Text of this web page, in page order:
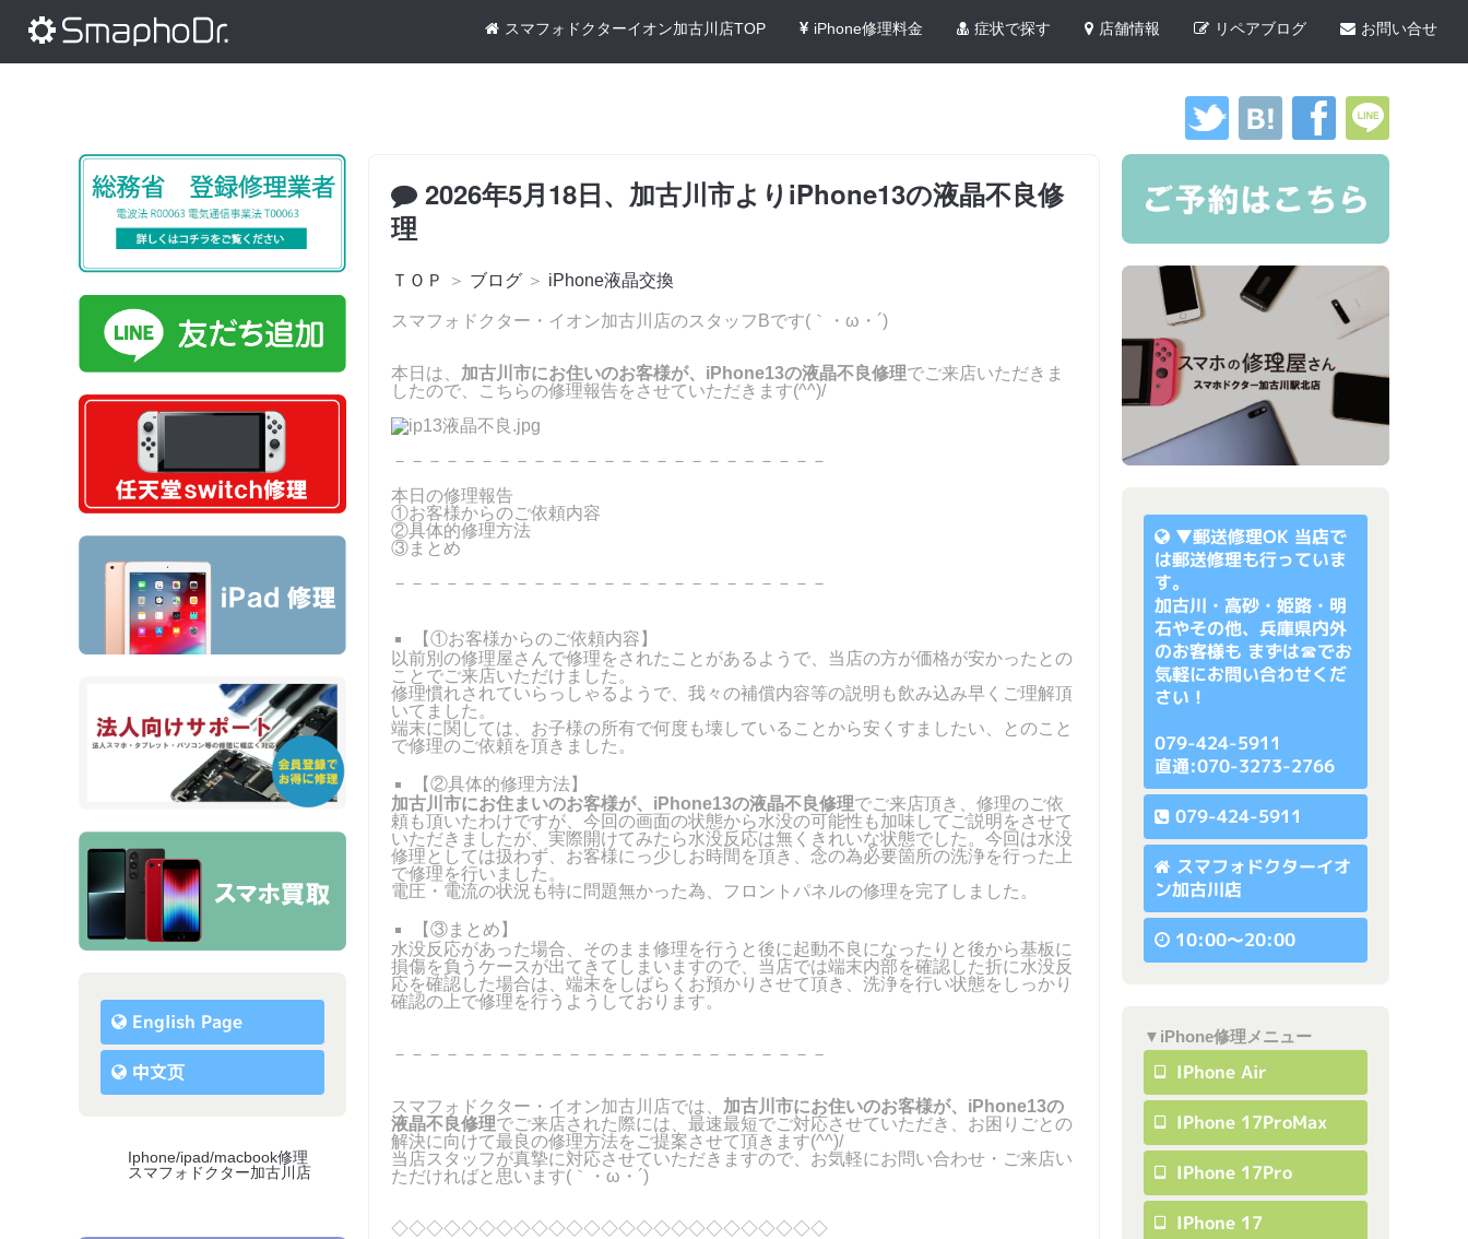
スマフォドクターイオン加古川店TOP iPhone修理料金 症状で探す 店舗情報 リペアブログ お問い合せ
English Page
中文页
Iphone/ipad/macbook修理
スマフォドクター加古川店
2026年5月18日、加古川市よりiPhone13の液晶不良修
理
ＴＯＰ ＞ ブログ ＞ iPhone液晶交換
スマフォドクター・イオン加古川店のスタッフBです(｀・ω・´)ゞ
本日は、 加古川市にお住いのお客様が、iPhone13の液晶不良修理でご来店いただきま
したので、こちらの修理報告をさせていただきます(^^)/
－－－－－－－－－－－－－－－－－－－－－－－－－
本日の修理報告
①お客様からのご依頼内容
②具体的修理方法
③まとめ
－－－－－－－－－－－－－－－－－－－－－－－－－
【①お客様からのご依頼内容】
以前別の修理屋さんで修理をされたことがあるようで、当店の方が価格が安かったとの
ことでご来店いただけました。
修理慣れされていらっしゃるようで、我々の補償内容等の説明も飲み込み早くご理解頂
いてました。
端末に関しては、お子様の所有で何度も壊していることから安くすましたい、とのこと
で修理のご依頼を頂きました。
【②具体的修理方法】
加古川市にお住まいのお客様が、iPhone13の液晶不良修理でご来店頂き、修理のご依
頼も頂いたわけですが、今回の画面の状態から水没の可能性も加味してご説明をさせて
いただきましたが、実際開けてみたら水没反応は無くきれいな状態でした。今回は水没
修理としては扱わず、お客様にっ少しお時間を頂き、念の為必要箇所の洗浄を行った上
で修理を行いました。
電圧・電流の状況も特に問題無かった為、フロントパネルの修理を完了しました。
【③まとめ】
水没反応があった場合、そのまま修理を行うと後に起動不良になったりと後から基板に
損傷を負うケースが出てきてしまいますので、当店では端末内部を確認した折に水没反
応を確認した場合は、端末をしばらくお預かりさせて頂き、洗浄を行い状態をしっかり
確認の上で修理を行うようしております。
－－－－－－－－－－－－－－－－－－－－－－－－－
スマフォドクター・イオン加古川店では、 加古川市にお住いのお客様が、iPhone13の
液晶不良修理でご来店された際には、最速最短でご対応させていただき、お困りごとの
解決に向けて最良の修理方法をご提案させて頂きます(^^)/
当店スタッフが真摯に対応させていただきますので、お気軽にお問い合わせ・ご来店い
ただければと思います(｀・ω・´)ゞ
◇◇◇◇◇◇◇◇◇◇◇◇◇◇◇◇◇◇◇◇◇◇◇◇◇
▼郵送修理OK 当店で
は郵送修理も行っていま
す。
加古川・高砂・姫路・明
石やその他、兵庫県内外
のお客様も まずは☎でお
気軽にお問い合わせくだ
さい！
079-424-5911
直通:070-3273-2766
079-424-5911
スマフォドクターイオ
ン加古川店
10:00〜20:00
▼iPhone修理メニュー
IPhone Air
IPhone 17ProMax
IPhone 17Pro
IPhone 17